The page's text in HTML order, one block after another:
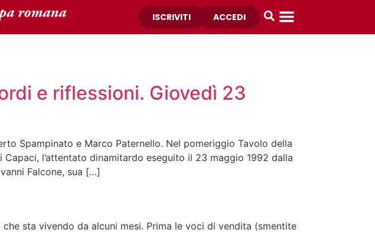
ISCRIVITI ACCEDI
e riflessioni. Giovedì 23
Spampinato e Marco Paternello. Nel pomeriggio Tavolo della
l’attentato dinamitardo eseguito il 23 maggio 1992 dalla
Falcone, sua […]
sta vivendo da alcuni mesi. Prima le voci di vendita (smentite